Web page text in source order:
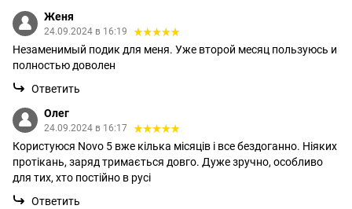
Женя
24.09.2024 в 16:19
Незаменимый подик для меня. Уже второй месяц пользуюсь и
полностью доволен
Ответить
Олег
24.09.2024 в 16:17
Користуюся Novo 5 вже кілька місяців і все бездоганно. Ніяких
протікань, заряд тримається довго. Дуже зручно, особливо
для тих, хто постійно в русі
Ответить